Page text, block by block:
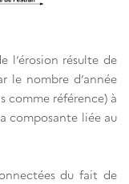
résulte de
le nombre d’année
comme référence) à
composante liée au
du fait de